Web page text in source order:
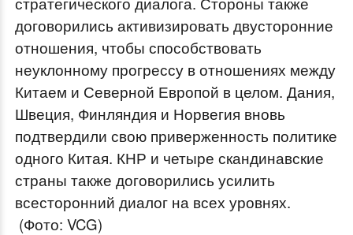
договорились активизировать двусторонние
отношения, чтобы способствовать
неуклонному прогрессу в отношениях между
Китаем и Северной Европой в целом. Дания,
Швеция, Финляндия и Норвегия вновь
подтвердили свою приверженность политике
одного Китая. КНР и четыре скандинавские
страны также договорились усилить
всесторонний диалог на всех уровнях.
(Фото: VCG)